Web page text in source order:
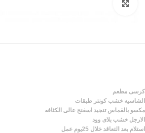
كرسى مطعم
الشاسيه خشب كونتر طبقات
مكسو بالقماس تنجيد اسفنج عالى الكثافه
الارجل خشب بلاى وود
استلام بعد التعاقد خلال 25يوم عمل